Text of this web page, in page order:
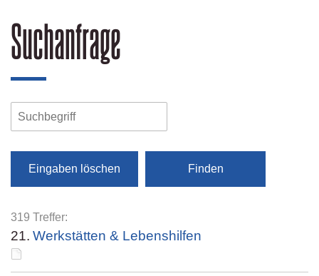
Suchanfrage
Eingaben löschen
319 Treffer:
21. Werkstätten & Lebenshilfen